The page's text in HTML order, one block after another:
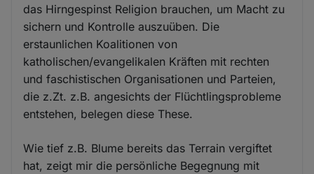
das Hirngespinst Religion brauchen, um Macht zu
sichern und Kontrolle auszuüben. Die
erstaunlichen Koalitionen von
katholischen/evangelikalen Kräften mit rechten
und faschistischen Organisationen und Parteien,
die z.Zt. z.B. angesichts der Flüchtlingsprobleme
entstehen, belegen diese These.
Wie tief z.B. Blume bereits das Terrain vergiftet
hat, zeigt mir die persönliche Begegnung mit